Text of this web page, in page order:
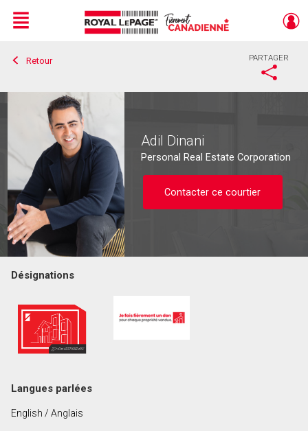
Live
En Direct
Menu
Retour PARTAGER
Adil Dinani
Personal Real Estate Corporation
Contacter ce courtier
Prénom
et
Nom
(Optionnel)
Désignations
Langues parlées
English / Anglais